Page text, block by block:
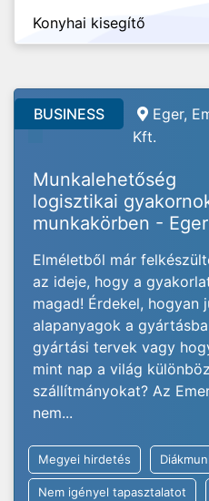
Konyhai kisegítő
BUSINESS
Eger,
Kft.
Munkalehetőség
logisztikai
munkakörben - Eger
Elméletből már
az ideje, hogy a
magad! Érdekel, hogyan
alapanyagok a
gyártási tervek vagy
mint nap a világ
szállítmányokat? Az
nem...
Megyei hirdetés
Nem igényel tapasztalatot